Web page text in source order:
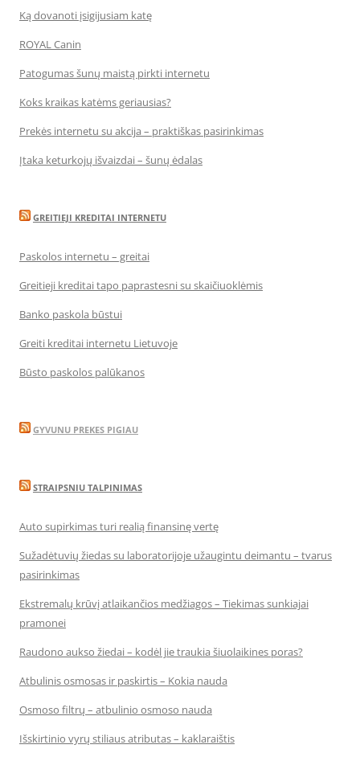
Ką dovanoti įsigijusiam katę
ROYAL Canin
Patogumas šunų maistą pirkti internetu
Koks kraikas katėms geriausias?
Prekės internetu su akcija – praktiškas pasirinkimas
Įtaka keturkojų išvaizdai – šunų ėdalas
GREITIEJI KREDITAI INTERNETU
Paskolos internetu – greitai
Greitieji kreditai tapo paprastesni su skaičiuoklėmis
Banko paskola būstui
Greiti kreditai internetu Lietuvoje
Būsto paskolos palūkanos
GYVUNU PREKES PIGIAU
STRAIPSNIU TALPINIMAS
Auto supirkimas turi realią finansinę vertę
Sužadėtuvių žiedas su laboratorijoje užaugintu deimantu – tvarus
pasirinkimas
Ekstremalų krūvį atlaikančios medžiagos – Tiekimas sunkiajai
pramonei
Raudono aukso žiedai – kodėl jie traukia šiuolaikines poras?
Atbulinis osmosas ir paskirtis – Kokia nauda
Osmoso filtrų – atbulinio osmoso nauda
Išskirtinio vyrų stiliaus atributas – kaklaraištis